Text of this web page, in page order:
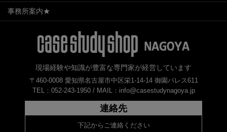
事務所案内★
現場経験や知識が豊富な専門家が経営しています
〒460-0008 愛知県名古屋市中区栄1-14-14 御園パレス611
TEL：052-243-1950 / MAIL：info@casestudynagoya.jp
連絡先
下記からご連絡ください